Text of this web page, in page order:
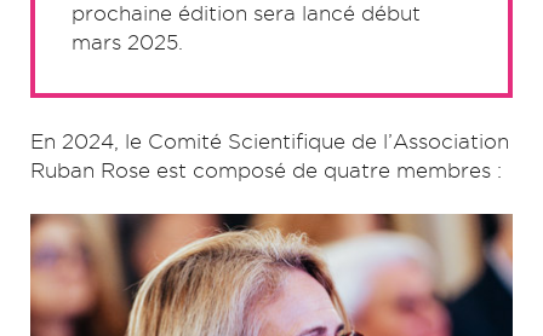
prochaine édition sera lancé début
mars 2025.
En 2024, le Comité Scientifique de l’Association
Ruban Rose est composé de quatre membres :
to activate
OK, accept all
Deny all cookies
Personalize